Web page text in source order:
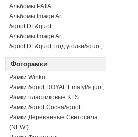
Альбомы PATA
Альбомы Image Art
&quot;DL&quot;
Альбомы Image Art
&quot;DL&quot; под уголки&quot;
Фоторамки
Рамки Winko
Рамки &quot;ROYAL Emafyl&quot;
Рамки пластиковые KLS
Рамки &quot;Сосна&quot;
Рамки Деревянные Светосила
(NEW!)